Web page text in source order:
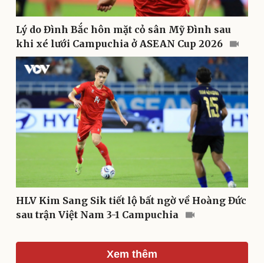
Văn hóa
Sân khấu - Điện ảnh
Văn học
Âm nhạc
Di sản
Giải trí
Nghệ sĩ
Thời trang
Sao Việt
Podcast
Lý do Đình Bắc hôn mặt cỏ sân Mỹ Đình sau
khi xé lưới Campuchia ở ASEAN Cup 2026
HLV Kim Sang Sik tiết lộ bất ngờ về Hoàng Đức
sau trận Việt Nam 3-1 Campuchia
Xem thêm